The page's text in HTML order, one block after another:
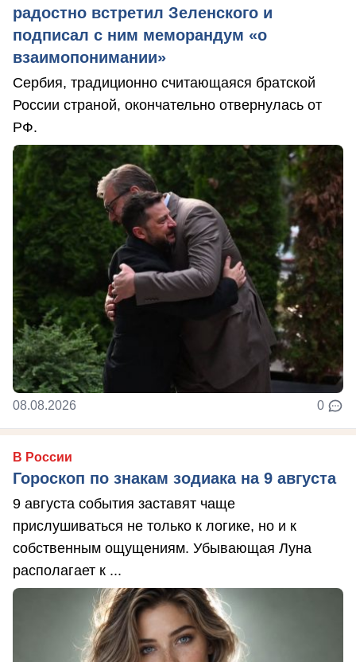
радостно встретил Зеленского и
подписал с ним меморандум «о
взаимопонимании»
Сербия, традиционно считающаяся братской
России страной, окончательно отвернулась от
РФ.
08.08.2026 0
В России
Гороскоп по знакам зодиака на 9 августа
9 августа события заставят чаще
прислушиваться не только к логике, но и к
собственным ощущениям. Убывающая Луна
располагает к ...